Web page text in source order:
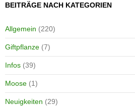
BEITRÄGE NACH KATEGORIEN
Allgemein (220)
Giftpflanze (7)
Infos (39)
Moose (1)
Neuigkeiten (29)